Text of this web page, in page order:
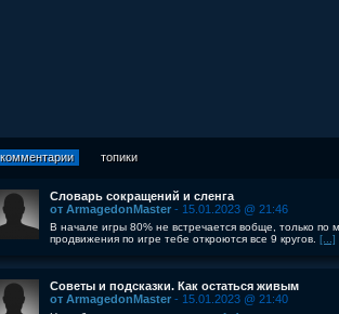
комментарии топики
Словарь сокращений и сленга
от ArmagedonMaster - 15.01.2023 @ 21:46
В начале игры 80% не встречается вобще, только по
продвижения по игре тебе откроются все 9 кругов. [...]
Советы и подсказки. Как остаться живым
от ArmagedonMaster - 15.01.2023 @ 21:40